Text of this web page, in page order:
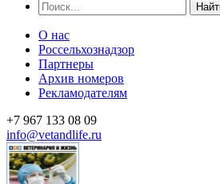
О нас
Россельхознадзор
Партнеры
Архив номеров
Рекламодателям
+7 967 133 08 09
info@vetandlife.ru